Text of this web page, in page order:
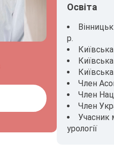
Освіта
р.
Член
Член
Член
Учасник
урології